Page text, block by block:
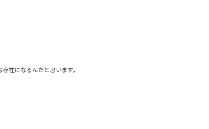
在になるんだと思います。